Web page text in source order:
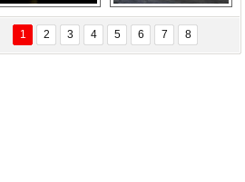
ÖZYANIK
Değişti?
Delta uçağına
yıldırım çarptı
Ford Focus RS
(2015)
1 2 3 4 5 6 7 8